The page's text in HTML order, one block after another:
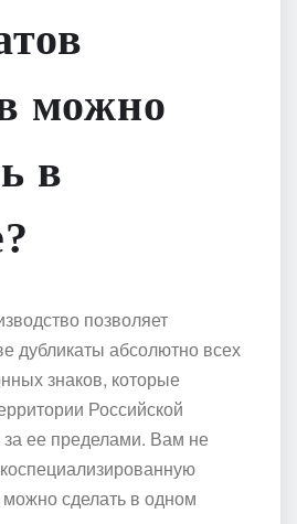
можно
в
позволяет
дубликаты абсолютно всех
знаков, которые
Российской
ее пределами. Вам не
сделать в одном